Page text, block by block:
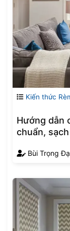
Kiến thức
Hướng dẫn
chuẩn,
Bùi Trọng